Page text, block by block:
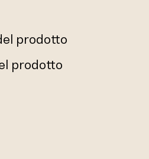
prodotto
prodotto